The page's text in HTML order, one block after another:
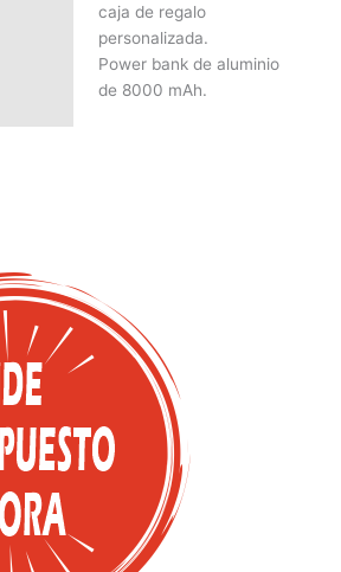
caja de regalo
personalizada.
Power bank de aluminio
de 8000 mAh.